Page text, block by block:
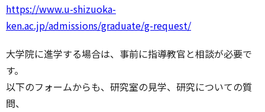
https://www.u-shizuoka-
ken.ac.jp/admissions/graduate/g-request/
大学院に進学する場合は、事前に指導教官と相談が必要で
す。
以下のフォームからも、研究室の見学、研究についての質
問、